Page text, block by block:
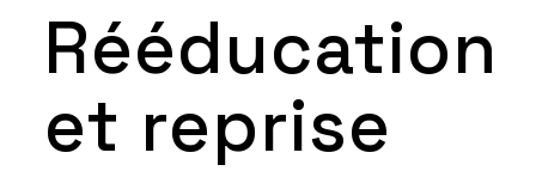
Rééducation
et reprise